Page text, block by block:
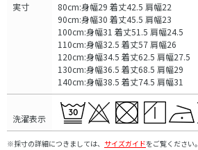
実寸
80cm:身幅29 着丈42.5 肩幅22
90cm:身幅30 着丈45.5 肩幅23
100cm:身幅31 着丈51.5 肩幅24.5
110cm:身幅32.5 着丈57 肩幅26
120cm:身幅34.5 着丈62.5 肩幅27.5
130cm:身幅36.5 着丈68.5 肩幅29
140cm:身幅38.5 着丈74.5 肩幅31
洗濯表示
※採寸の詳細につきましては、 サイズガイドをご覧ください。